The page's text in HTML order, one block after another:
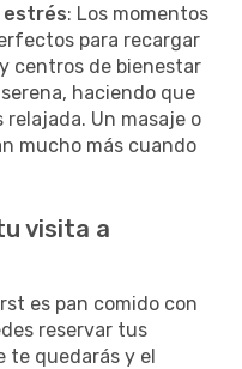
estrés: Los momentos
para recargar
centros de bienestar
haciendo que
Un masaje o
mucho más cuando
visita a
es pan comido con
reservar tus
te quedarás y el